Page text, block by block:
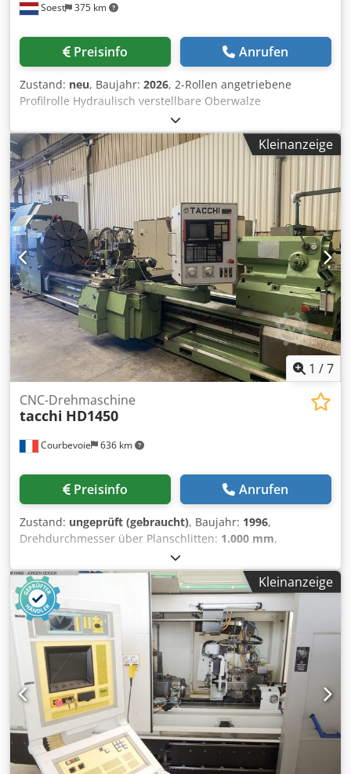
Soest 375 km
Preisinfo Anrufen
Zustand: neu, Baujahr: 2026, 2-Rollen angetriebene
Profilrolle Hydraulisch verstellbare Oberwalze
Wellendurchmesser: 40 mm Rollendurchmesser: 152-162
mm Umdrehungen: 8,5 pro Minute.
Oberwalzenverstellung: 120 mm Kapazitätstabelle: im
Anhang Maschine in verschiedenen Ausführungen
erhältlich: Manuelle Verstellung, 3-Rollenantrieb usw.
Dodjhgiuhspfx Agxekr
Kleinanzeige
1 /7
Courbevoie 636 km
CNC-Drehmaschine
tacchi HD1450
Preisinfo Anrufen
Zustand: ungeprüft (gebraucht), Baujahr: 1996,
Drehdurchmesser über Planschlitten: 1.000 mm,
, Drehdurchmesser:
Spindelbohrung:150 mm, Drehzahl (max.):560 U/min,
Gesamtgewicht:
20.000 kg
, CNC NUM T Plus Dedoyzhrkjpfx
Agxjkr Kapazität 4000 x 1450 mm über Bett 1000 mm über
Planschlitten Vierbackenfutter 1200 mm Lünette
automatischer Revolverkopf Werkzeughalter-Set Gewicht
20.000 kg
Kleinanzeige